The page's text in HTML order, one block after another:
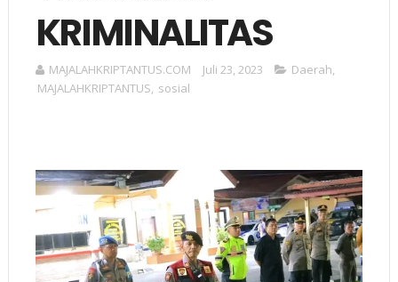
KRIMINALITAS
MAJALAHKRIPTANTUS.COM Juli 23, 2023 Daerah,
MAJALAHKRIPTANTUS, sosial